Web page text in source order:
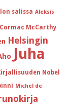
salissa Aleksis
Cormac McCarthy
Helsingin
Juha
Nobel
Michel de